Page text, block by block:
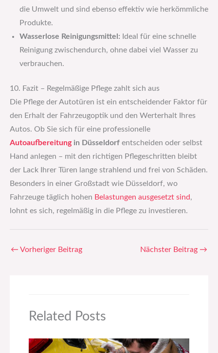
die Umwelt und sind ebenso effektiv wie herkömmliche
Produkte.
Wasserlose Reinigungsmittel: Ideal für eine schnelle
Reinigung zwischendurch, ohne dabei viel Wasser zu
verbrauchen.
10. Fazit – Regelmäßige Pflege zahlt sich aus
Die Pflege der Autotüren ist ein entscheidender Faktor für
den Erhalt der Fahrzeugoptik und den Werterhalt Ihres
Autos. Ob Sie sich für eine professionelle
Autoaufbereitungin Düsseldorf entscheiden oder selbst
Hand anlegen – mit den richtigen Pflegeschritten bleibt
der Lack Ihrer Türen lange strahlend und frei von Schäden.
Besonders in einer Großstadt wie Düsseldorf, wo
Fahrzeuge täglich hohen Belastungen ausgesetzt sind ,
lohnt es sich, regelmäßig in die Pflege zu investieren.
← Vorheriger Beitrag Nächster Beitrag →
Related Posts